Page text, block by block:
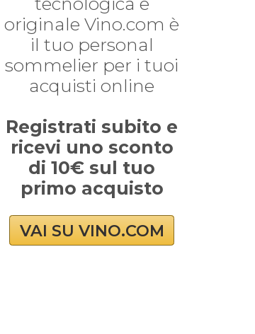
originale Vino.com è
il tuo personal
sommelier per i tuoi
acquisti online
Registrati subito e
ricevi uno sconto
di 10€ sul tuo
primo acquisto
VAI SU VINO.COM